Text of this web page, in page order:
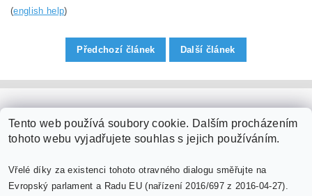
(english help)
Předchozí článek Další článek
Tento web používá soubory cookie. Dalším procházením
tohoto webu vyjadřujete souhlas s jejich používáním.
Vřelé díky za existenci tohoto otravného dialogu směřujte na
Evropský parlament a Radu EU (nařízení 2016/697 z 2016-04-27).